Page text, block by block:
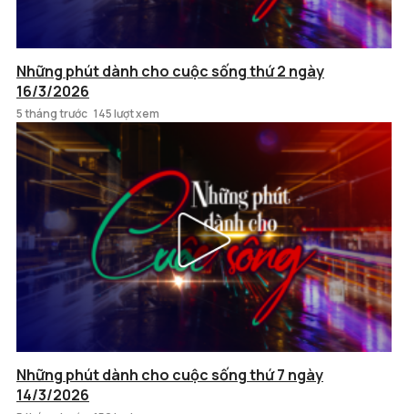
Những phút dành cho cuộc sống thứ 2 ngày
16/3/2026
5 tháng trước 145 lượt xem
Những phút dành cho cuộc sống thứ 7 ngày
14/3/2026